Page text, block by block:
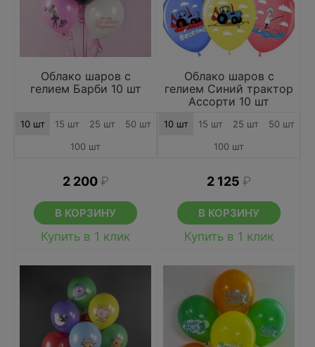
Облако шаров с
гелием Барби 10 шт
10 шт 15 шт 25 шт
50 шт
100 шт
2 200 ₽
В КОРЗИНУ
Купить в 1 клик
Облако шаров с
гелием Синий трактор
Ассорти 10 шт
10 шт 15 шт 25 шт
50 шт
100 шт
2 125 ₽
В КОРЗИНУ
Купить в 1 клик